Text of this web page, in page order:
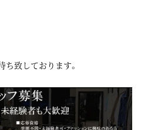
ち致しております。